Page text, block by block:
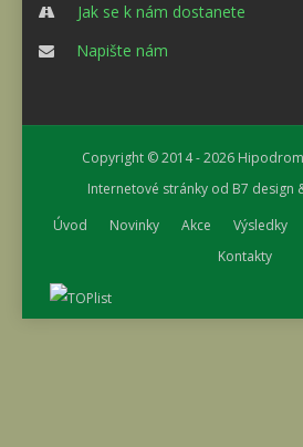
Jak se k nám dostanete
Napište nám
Copyright © 2014 - 2026
Internetové stránky od B7 design
Úvod
Novinky Akce Výsledky
Kontakty